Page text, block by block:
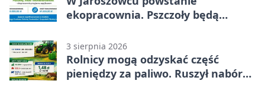
ekopracownia. Pszczoły będą
3 sierpnia 2026
Rolnicy mogą odzyskać część
pieniędzy za paliwo. Ruszył nabór